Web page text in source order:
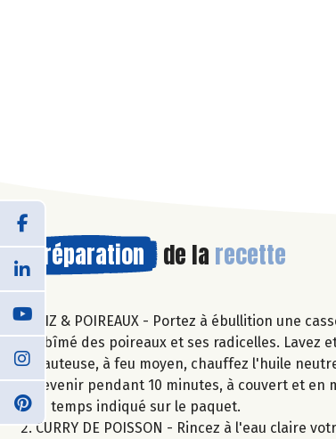
Préparation de la recette
RIZ & POIREAUX - Portez à ébullition une
abîmé des poireaux et ses radicelles. Lavez
sauteuse, à feu moyen, chauffez l'huile
revenir pendant 10 minutes, à couvert et en
le temps indiqué sur le paquet.
CURRY DE POISSON - Rincez à l'eau claire